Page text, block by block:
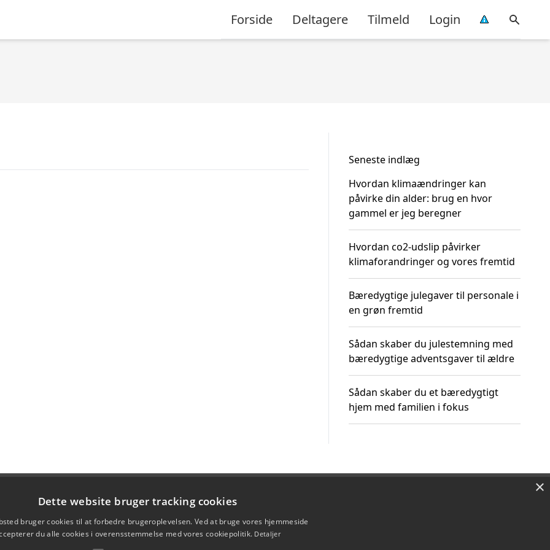
Forside Deltagere Tilmeld Login
Seneste indlæg
Hvordan klimaændringer kan
påvirke din alder: brug en hvor
gammel er jeg beregner
Hvordan co2-udslip påvirker
klimaforandringer og vores fremtid
Bæredygtige julegaver til personale i
en grøn fremtid
Sådan skaber du julestemning med
bæredygtige adventsgaver til ældre
Sådan skaber du et bæredygtigt
hjem med familien i fokus
×
Dette website bruger tracking cookies
bruger cookies til at forbedre brugeroplevelsen. Ved at bruge vores hjemmeside
du alle cookies i overensstemmelse med vores cookiepolitik. Detaljer